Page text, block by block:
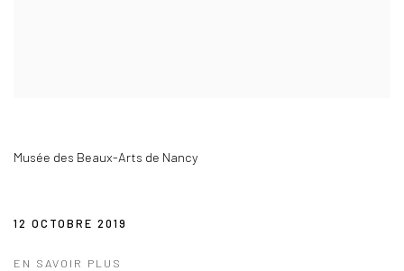
Musée des Beaux-Arts de Nancy
12 OCTOBRE 2019
EN SAVOIR PLUS